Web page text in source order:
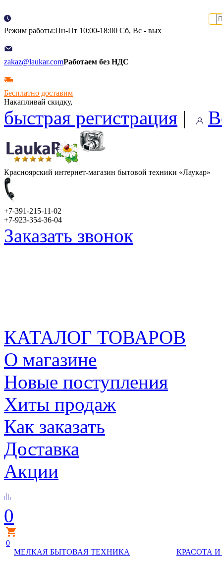
Режим работы:Пн-Пт 10:00-18:00 Сб, Вс - вых
zakaz@laukar.comРаботаем без НДС
Бесплатно доставим
Накапливай скидку,
быстрая регистрация |
Красноярский интернет-магазин бытовой техники «Лаукар»
+7-391-215-11-02
+7-923-354-36-04
Заказать звонок
КАТАЛОГ ТОВАРОВ
О магазине
Новые поступления
Хиты продаж
Как заказать
Доставка
Акции
0
0
МЕЛКАЯ БЫТОВАЯ ТЕХНИКА
КРАСОТА И